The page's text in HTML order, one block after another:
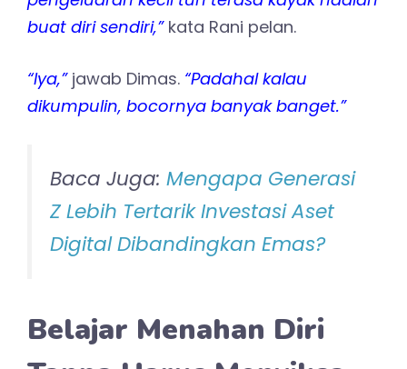
buat diri sendiri,”kata Rani pelan.
“Iya,”jawab Dimas. “Padahal kalau
dikumpulin, bocornya banyak banget.”
Baca Juga: Mengapa Generasi
Z Lebih Tertarik Investasi Aset
Digital Dibandingkan Emas?
Belajar Menahan Diri